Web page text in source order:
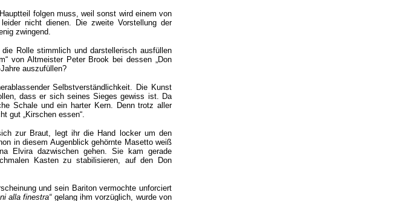
folgen muss, weil sonst wird einem von
nicht dienen. Die zweite Vorstellung der
zwingend.
Rolle stimmlich und darstellerisch ausfüllen
von Altmeister Peter Brook bei dessen „Don
auszufüllen?
Selbstverständlichkeit. Die Kunst
dass er sich seines Sieges gewiss ist. Da
Schale und ein harter Kern. Denn trotz aller
gut „Kirschen essen“.
zur Braut, legt ihr die Hand locker um den
in diesem Augenblick gehörnte Masetto weiß
Elvira dazwischen gehen. Sie kam gerade
Kasten zu stabilisieren, auf den Don
und sein Bariton vermochte unforciert
alla finestra“gelang ihm vorzüglich, wurde von